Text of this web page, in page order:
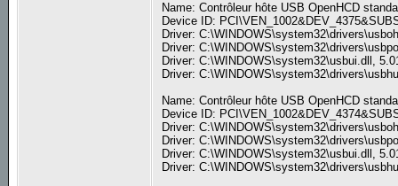
Name: Contrôleur hôte USB OpenHCD
Device ID:
Driver:
Driver:
Driver: C:\WINDOWS\system32\usbui.dll,
Driver:
Name: Contrôleur hôte USB OpenHCD
Device ID:
Driver:
Driver:
Driver: C:\WINDOWS\system32\usbui.dll,
Driver: